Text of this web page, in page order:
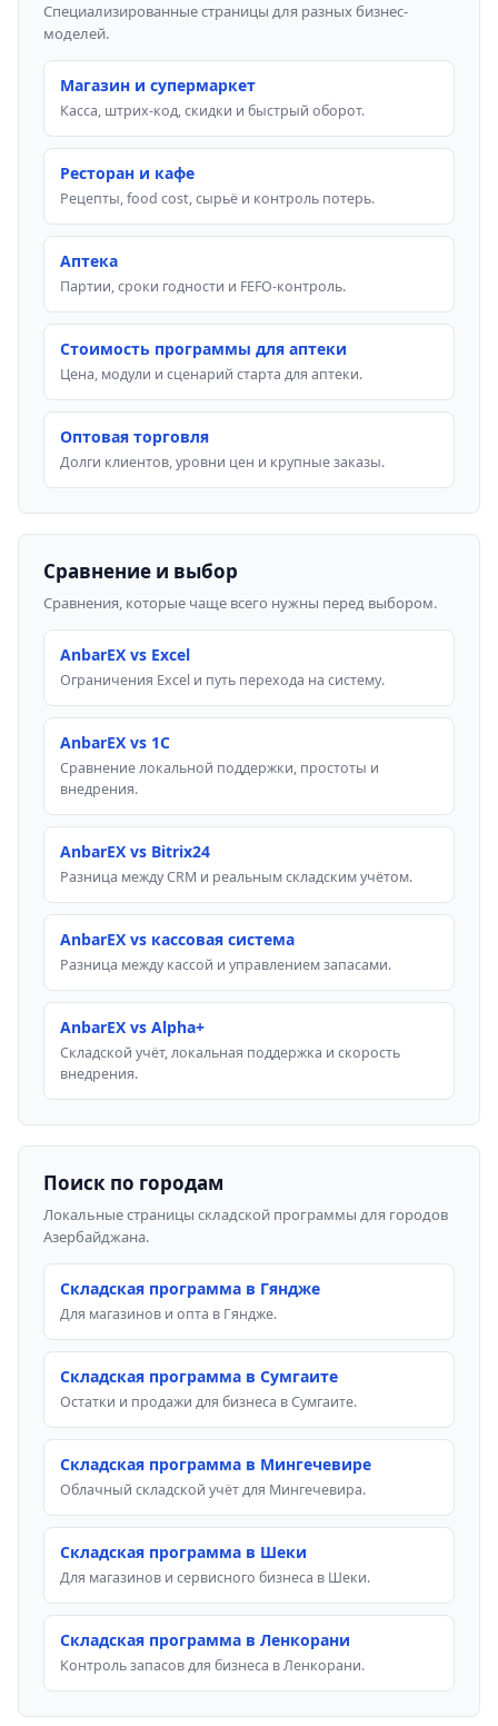
Специализированные страницы для разных бизнес-
моделей.
Магазин и супермаркет
Касса, штрих-код, скидки и быстрый оборот.
Ресторан и кафе
Рецепты, food cost, сырьё и контроль потерь.
Аптека
Партии, сроки годности и FEFO-контроль.
Стоимость программы для аптеки
Цена, модули и сценарий старта для аптеки.
Оптовая торговля
Долги клиентов, уровни цен и крупные заказы.
Сравнение и выбор
Сравнения, которые чаще всего нужны перед выбором.
AnbarEX vs Excel
Ограничения Excel и путь перехода на систему.
AnbarEX vs 1C
Сравнение локальной поддержки, простоты и
внедрения.
AnbarEX vs Bitrix24
Разница между CRM и реальным складским учётом.
AnbarEX vs кассовая система
Разница между кассой и управлением запасами.
AnbarEX vs Alpha+
Складской учёт, локальная поддержка и скорость
внедрения.
Поиск по городам
Локальные страницы складской программы для городов
Азербайджана.
Складская программа в Гяндже
Для магазинов и опта в Гяндже.
Складская программа в Сумгаите
Остатки и продажи для бизнеса в Сумгаите.
Складская программа в Мингечевире
Облачный складской учёт для Мингечевира.
Складская программа в Шеки
Для магазинов и сервисного бизнеса в Шеки.
Складская программа в Ленкорани
Контроль запасов для бизнеса в Ленкорани.